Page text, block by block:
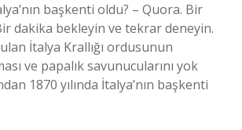
başkenti oldu? – Quora. Bir
dakika bekleyin ve tekrar deneyin.
İtalya Krallığı ordusunun
ve papalık savunucularını yok
1870 yılında İtalya’nın başkenti